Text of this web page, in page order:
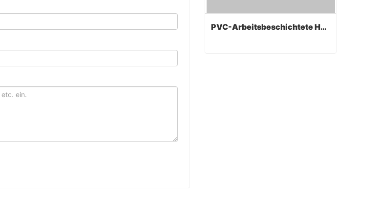
PVC-Arbeitsbeschichtete Handschuhe